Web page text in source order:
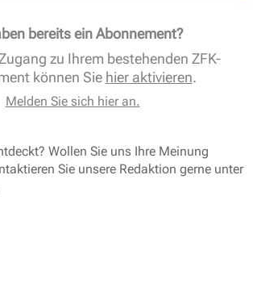
bereits ein Abonnement?
zu Ihrem bestehenden ZFK-
können Sie hier aktivieren.
Melden Sie sich hier an.
Wollen Sie uns Ihre Meinung
Sie unsere Redaktion gerne unter